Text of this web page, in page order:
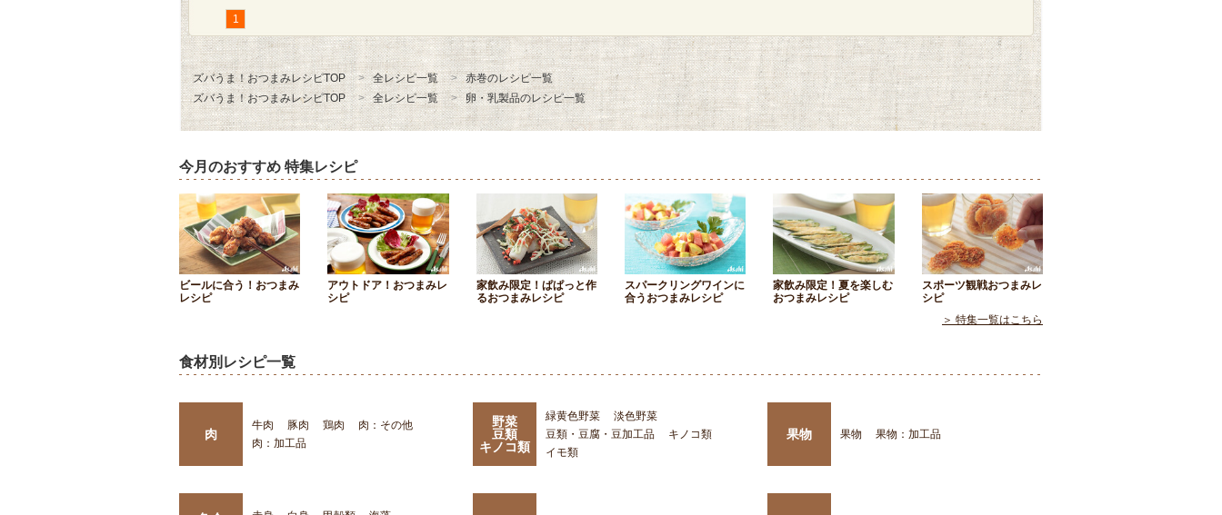
1
ズバうま！おつまみレシピTOP 全レシピ一覧
赤巻のレシピ一覧
ズバうま！おつまみレシピTOP
全レシピ一覧 卵・乳製品のレシピ一覧
今月のおすすめ 特集レシピ
ビールに合う！おつまみ
レシピ
アウトドア！おつまみレ
シピ
家飲み限定！ぱぱっと作
るおつまみレシピ
スパークリングワインに
合うおつまみレシピ
家飲み限定！夏を楽しむ
おつまみレシピ
スポーツ観戦おつまみレ
シピ
＞ 特集一覧はこちら
食材別レシピ一覧
肉
牛肉 豚肉 鶏肉
肉：その他
肉：加工品
野菜
豆類
キノコ類
緑黄色野菜
淡色野菜
豆類・豆腐・豆加工品
キノコ類
イモ類
果物 果物 果物：加工品